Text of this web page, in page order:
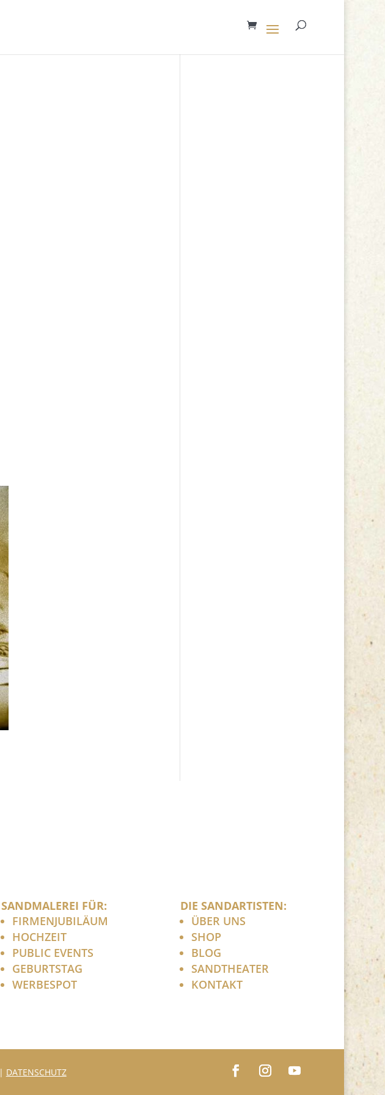
SANDMALEREI FÜR:
FIRMENJUBILÄUM
HOCHZEIT
PUBLIC EVENTS
GEBURTSTAG
WERBESPOT
DIE SANDARTISTEN:
ÜBER UNS
SHOP
BLOG
SANDTHEATER
KONTAKT
| DATENSCHUTZ